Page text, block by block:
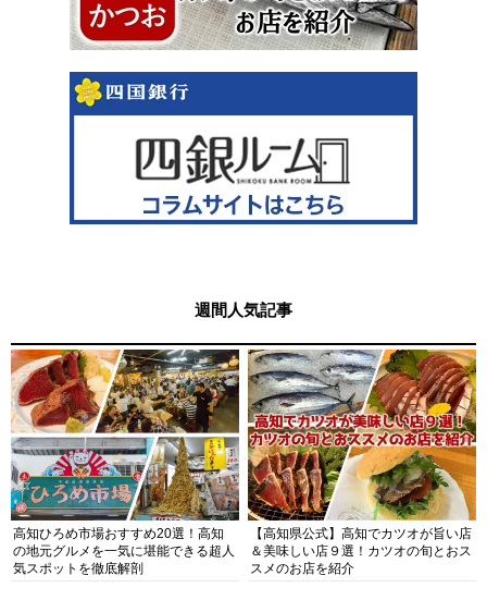
週間人気記事
高知ひろめ市場おすすめ20選！高知
の地元グルメを一気に堪能できる超人
気スポットを徹底解剖
【高知県公式】高知でカツオが旨い店
＆美味しい店９選！カツオの旬とおス
スメのお店を紹介